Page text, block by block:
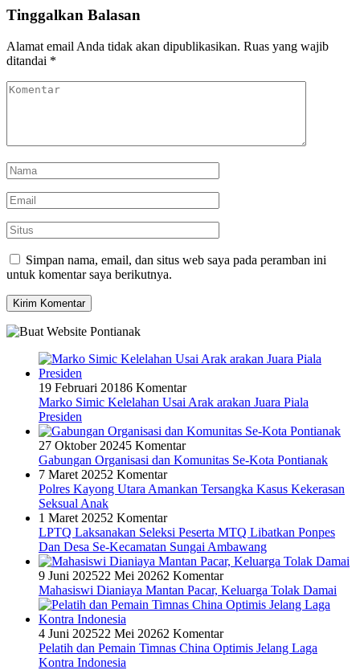
Tinggalkan Balasan
Alamat email Anda tidak akan dipublikasikan. Ruas yang wajib
ditandai *
Simpan nama, email, dan situs web saya pada peramban ini
untuk komentar saya berikutnya.
19 Februari 20186 Komentar
Marko Simic Kelelahan Usai Arak arakan Juara Piala
Presiden
27 Oktober 20245 Komentar
Gabungan Organisasi dan Komunitas Se-Kota Pontianak
7 Maret 20252 Komentar
Polres Kayong Utara Amankan Tersangka Kasus Kekerasan
Seksual Anak
1 Maret 20252 Komentar
LPTQ Laksanakan Seleksi Peserta MTQ Libatkan Ponpes
Dan Desa Se-Kecamatan Sungai Ambawang
9 Juni 202522 Mei 20262 Komentar
Mahasiswi Dianiaya Mantan Pacar, Keluarga Tolak Damai
4 Juni 202522 Mei 20262 Komentar
Pelatih dan Pemain Timnas China Optimis Jelang Laga
Kontra Indonesia